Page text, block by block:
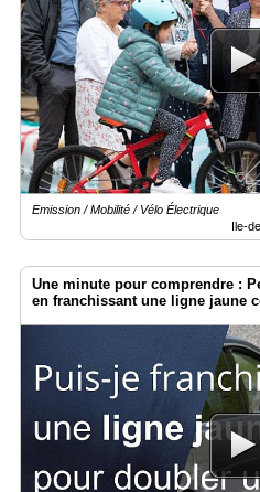
Emission / Mobilité / Vélo Électrique
Ile-
Une minute pour comprendre :
en franchissant une ligne jaune